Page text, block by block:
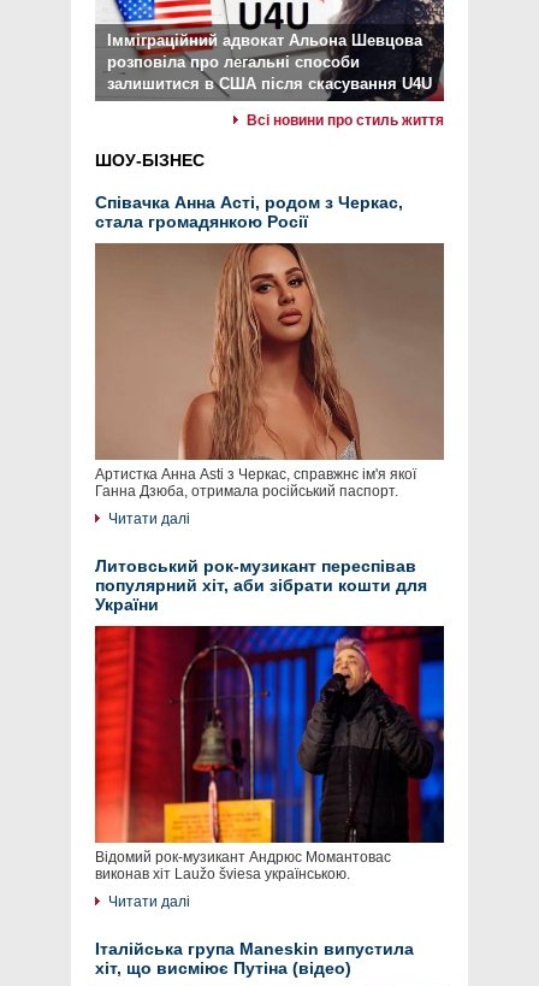
Імміграційний адвокат Альона Шевцова
розповіла про легальні способи
залишитися в США після скасування U4U
Всі новини про стиль життя
ШОУ-БІЗНЕС
Співачка Анна Асті, родом з Черкас,
стала громадянкою Росії
Артистка Анна Asti з Черкас, справжнє ім'я якої
Ганна Дзюба, отримала російський паспорт.
Читати далі
Литовський рок-музикант переспівав
популярний хіт, аби зібрати кошти для
України
Відомий рок-музикант Андрюс Момантовас
виконав хіт Laužo šviesa українською.
Читати далі
Італійська група Maneskin випустила
хіт, що висміює Путіна (відео)